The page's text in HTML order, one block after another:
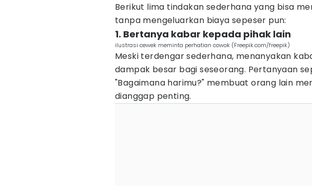
Berikut lima tindakan sederhana yang bisa
tanpa mengeluarkan biaya sepeser pun:
1. Bertanya kabar kepada pihak lain
ilustrasi cewek meminta perhatian cowok (Freepik.com/freepik)
Meski terdengar sederhana, menanyakan
dampak besar bagi seseorang. Pertanyaan
"Bagaimana harimu?" membuat orang lain
dianggap penting.